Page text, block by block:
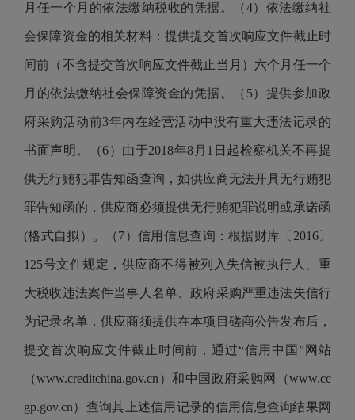
月任一个月的依法缴纳税收的凭据。（4）依法缴纳社
会保障资金的相关材料：提供提交首次响应文件截止时
间前（不含提交首次响应文件截止当月）六个月任一个
月的依法缴纳社会保障资金的凭据。（5）提供参加政
府采购活动前3年内在经营活动中没有重大违法记录的
书面声明。（6）由于2018年8月1日起检察机关不再提
供无行贿犯罪告知函查询，如供应商无法开具无行贿犯
罪告知函的，供应商必须提供无行贿犯罪说明或承诺函
(格式自拟）。（7）信用信息查询：根据财库〔2016〕
125号文件规定，供应商不得被列入失信被执行人、重
大税收违法案件当事人名单、政府采购严重违法失信行
为记录名单，供应商须提供在本项目磋商公告发布后，
提交首次响应文件截止时间前，通过“信用中国”网站
（www.creditchina.gov.cn）和中国政府采购网（www.cc
gp.gov.cn）查询其上述信用记录的信用信息查询结果网